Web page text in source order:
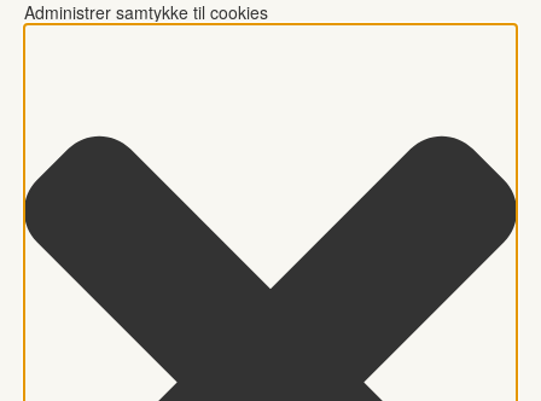
Administrer samtykke til cookies